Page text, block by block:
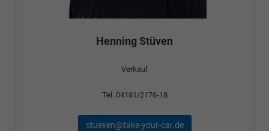
Henning Stüven
Verkauf
Tel. 04181/2176-18
stueven@take-your-car.de